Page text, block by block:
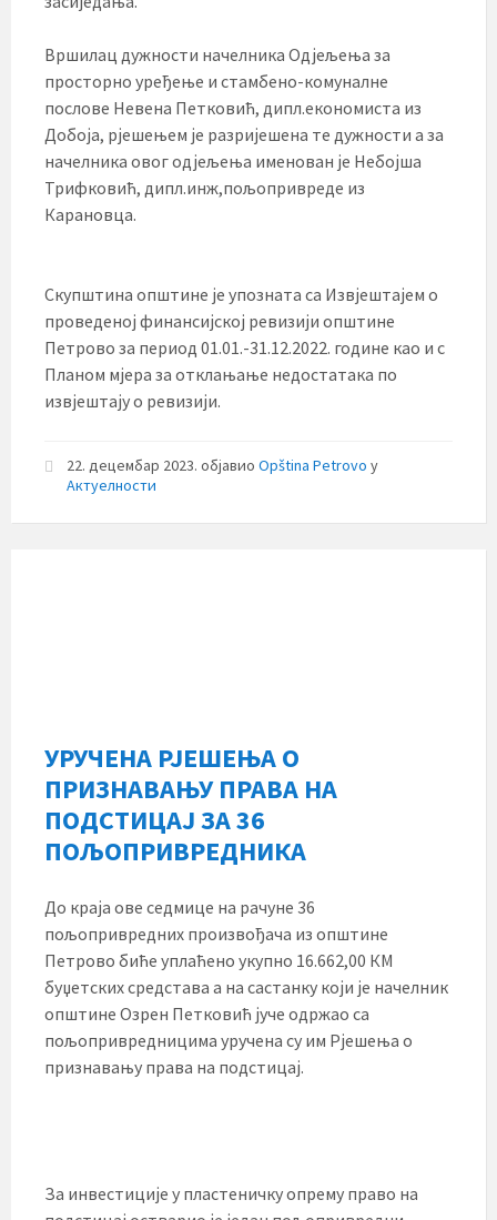
Вршилац дужности начелника Одјељења за
просторно уређење и стамбено-комуналне
послове Невена Петковић, дипл.економиста из
Добоја, рјешењем је разријешена те дужности а за
начелника овог одјељења именован је Небојша
Трифковић, дипл.инж,пољопривреде из
Карановца.
Скупштина општине је упозната са Извјештајем о
проведеној финансијској ревизији општине
Петрово за период 01.01.-31.12.2022. године као и с
Планом мјера за отклањање недостатака по
извјештају о ревизији.
22. децембар 2023. објавио Opština Petrovo у
Актуелности
УРУЧЕНА РЈЕШЕЊА О
ПРИЗНАВАЊУ ПРАВА НА
ПОДСТИЦАЈ ЗА 36
ПОЉОПРИВРЕДНИКА
До краја ове седмице на рачуне 36
пољопривредних произвођача из општине
Петрово биће уплаћено укупно 16.662,00 КМ
буџетских средстава а на састанку који је начелник
општине Озрен Петковић јуче одржао са
пољопривредницима уручена су им Рјешења о
признавању права на подстицај.
За инвестиције у пластеничку опрему право на